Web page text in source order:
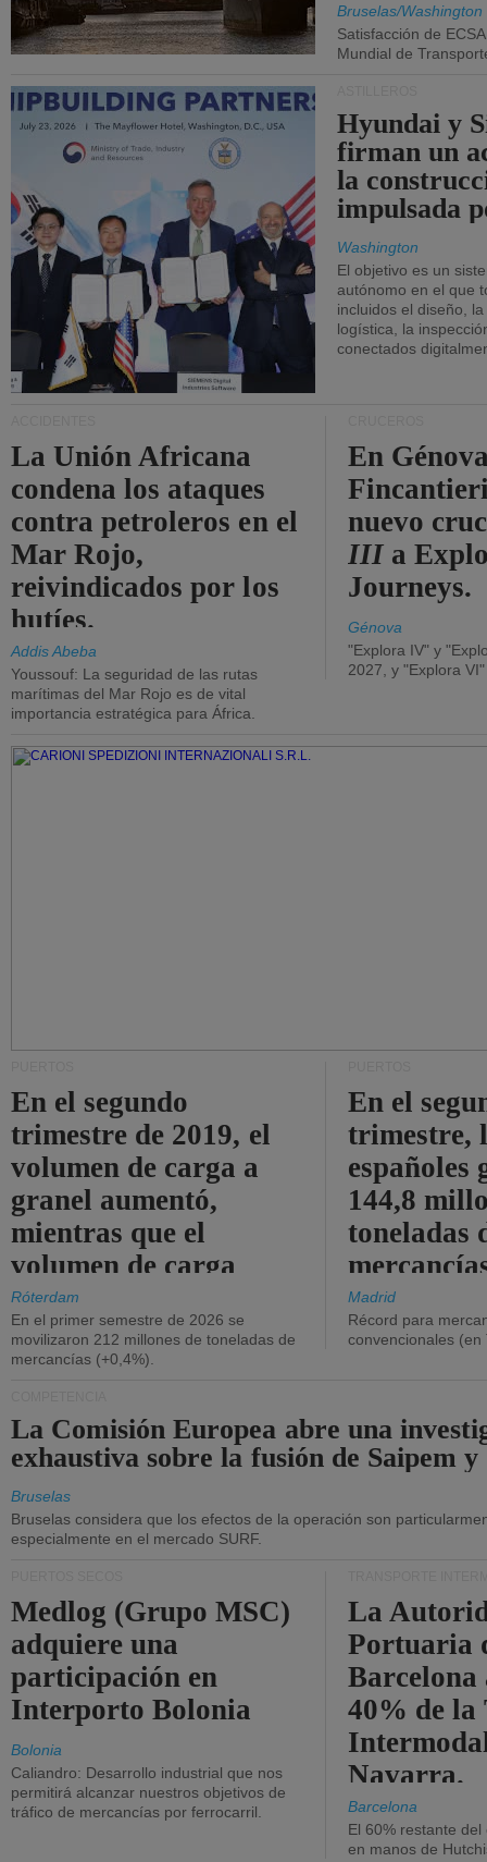
Bruselas/Washington
Satisfacción de
Mundial de
Hyundai y
firman un
la
impulsada
Washington
El objetivo es un
autónomo en el que
incluidos el diseño,
logística, la
conectados
La Unión Africana
condena los ataques
contra petroleros en el
Mar Rojo,
reivindicados por los
hutíes.
Addis Abeba
Youssouf: La seguridad de las rutas
marítimas del Mar Rojo es de vital
importancia estratégica para África.
En
nuevo
III a
Journeys.
Génova
"Explora IV" y
2027, y "Explora
En el segundo
trimestre de 2019, el
volumen de carga a
granel aumentó,
mientras que el
volumen de carga
general disminuyó.
Róterdam
En el primer semestre de 2026 se
movilizaron 212 millones de toneladas de
mercancías (+0,4%).
En el
trimestre,
españoles
144,8
toneladas
Madrid
Récord para
convencionales (en
La Comisión Europea abre una
exhaustiva sobre la fusión de Saipem y
Bruselas
Bruselas considera que los efectos de la operación son
especialmente en el mercado SURF.
Medlog (Grupo MSC)
adquiere una
participación en
Interporto Bolonia
Bolonia
Caliandro: Desarrollo industrial que nos
permitirá alcanzar nuestros objetivos de
tráfico de mercancías por ferrocarril.
La
Portuaria
40% de la
Navarra.
Barcelona
El 60% restante
en manos de